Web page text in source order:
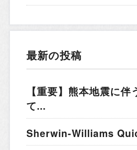
最新の投稿
【重要】熊本地震に
て...
Sherwin-Williams